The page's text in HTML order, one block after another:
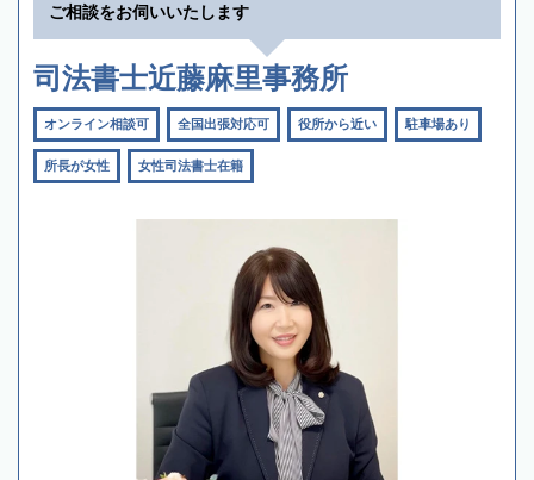
ご相談をお伺いいたします
司法書士近藤麻里事務所
オンライン相談可 全国出張対応可 役所から近い 駐車場あり
所長が女性 女性司法書士在籍